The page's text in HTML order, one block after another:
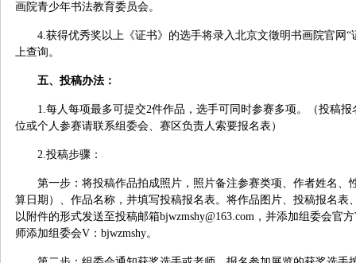
画院青少年书法教育委员会。
4.获得优秀奖以上《证书》的选手将录入北京文徵明书画院官网
上查询。
五、投稿办法：
1.每人每项最多可提交2件作品，选手可同时参赛多项。（投稿
位或个人参赛请联系组委会、赛区负责人索要报名表）
2.投稿步骤：
第一步：将投稿作品拍成照片，照片备注参赛类项、作者姓名、
算日期）、作品名称，并填写投稿报名表。将作品图片、投稿报名表
以附件的形式发送至投稿邮箱bjwzmshy@163.com ，并添加组委会官方
师添加组委会V ： bjwzmshy。